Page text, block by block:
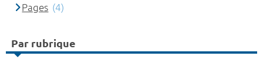
Pages (4)
Par rubrique